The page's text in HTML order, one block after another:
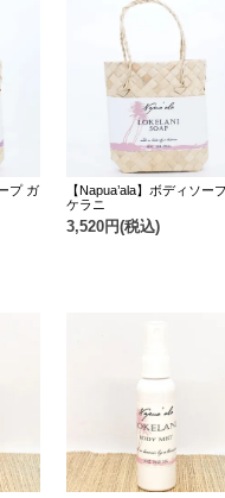
プ ガ
【Napua’ala】ボディソー
ケラニ
3,520円(税込)